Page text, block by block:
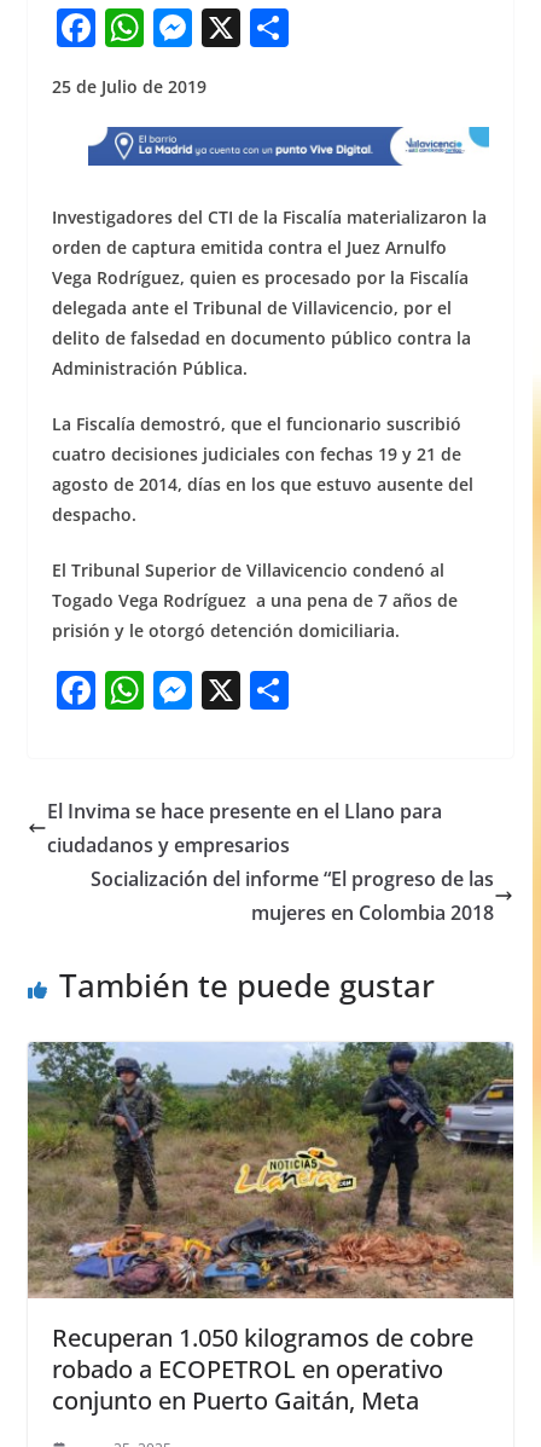
F
c
e
b
o
o
k
W
h
at
s
A
p
p
M
ss
e
n
g
er
X S
e
25 de Julio de 2019
Investigadores del CTI de la Fiscalía materializaron la
orden de captura emitida contra el Juez Arnulfo
Vega Rodríguez, quien es procesado por la Fiscalía
delegada ante el Tribunal de Villavicencio, por el
delito de falsedad en documento público contra la
Administración Pública.
La Fiscalía demostró, que el funcionario suscribió
cuatro decisiones judiciales con fechas 19 y 21 de
agosto de 2014, días en los que estuvo ausente del
despacho.
El Tribunal Superior de Villavicencio condenó al
Togado Vega Rodríguez a una pena de 7 años de
prisión y le otorgó detención domiciliaria.
F
e
b
o
W
s
A
p
M
e
n
g
X S
e
El Invima se hace presente en el Llano para
ciudadanos y empresarios
Socialización del informe “El progreso de las
mujeres en Colombia 2018
También te puede gustar
Recuperan 1.050 kilogramos de cobre
robado a ECOPETROL en operativo
conjunto en Puerto Gaitán, Meta